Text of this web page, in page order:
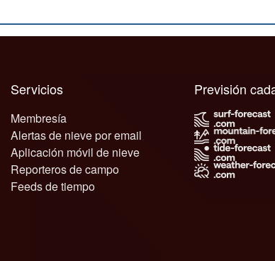
Servicios
Membresía
Alertas de nieve por email
Aplicación móvil de nieve
Reporteros de campo
Feeds de tiempo
Previsión